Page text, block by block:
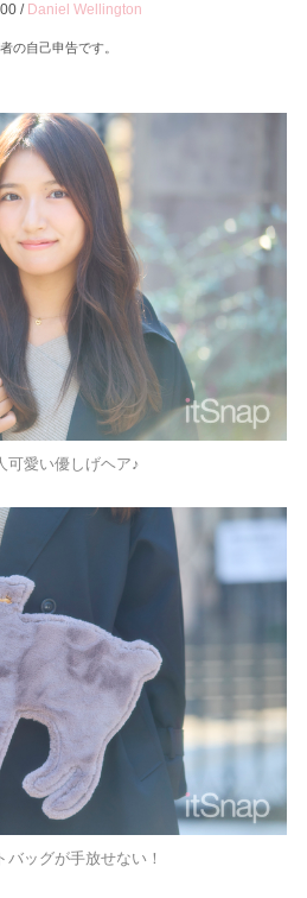
/ Daniel Wellington
の自己申告です。
可愛い優しげヘア♪
ッグが手放せない！